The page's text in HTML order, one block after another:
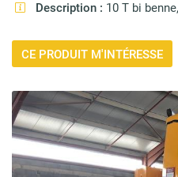
 Adresse email de réception
En cochant cette case, vous
commerciales à l'adresse email
désinscrire à tout moment en utilisant
 Description : 10 T bi
CE PRODUIT M'INTÉRESSE